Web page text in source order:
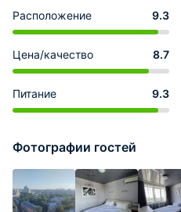
Расположение 9.3
Цена/качество 8.7
Питание 9.3
Фотографии гостей